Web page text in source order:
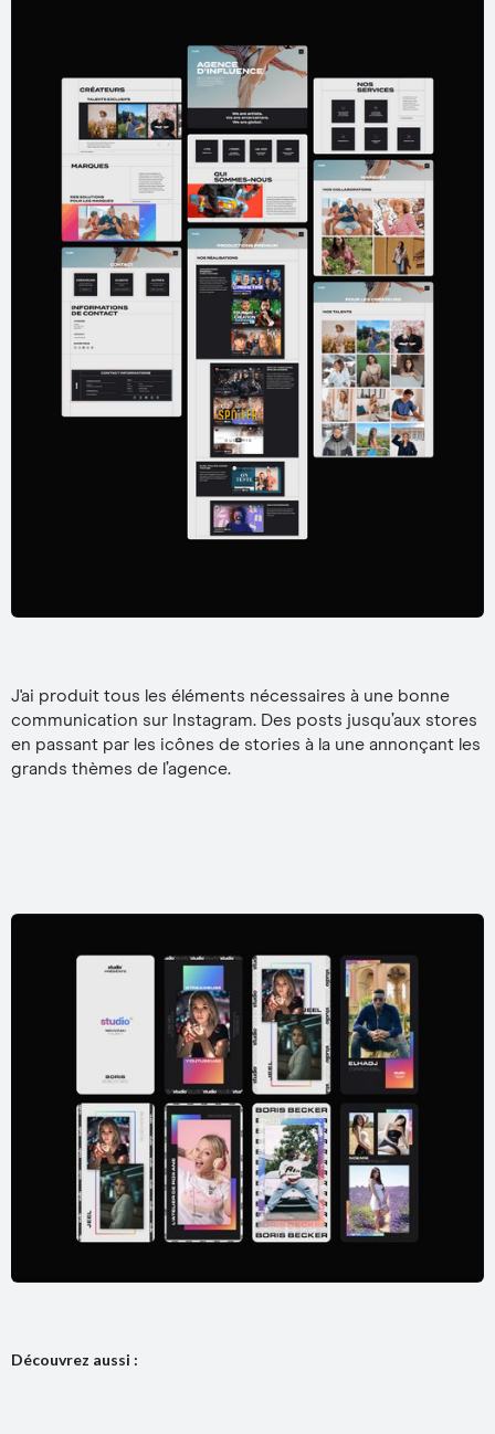
J'ai produit tous les éléments nécessaires à une bonne
communication sur Instagram. Des posts jusqu’aux stores
en passant par les icônes de stories à la une annonçant les
grands thèmes de l’agence.
Découvrez aussi :